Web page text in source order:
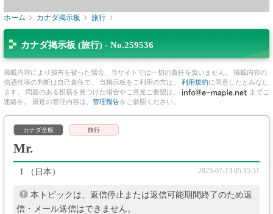
ホーム カナダ掲示板 旅行
カナダ掲示板 (旅行) - No.259536
掲載内容により損害を被った場合、当サイトでは一切の責任を負いません。 掲載内容の
信憑性等の判断は自己責任で。 当掲示板をご利用の方は、 利用規約に同意したとみなし
ます。 問題のある投稿を見つけた場合やご意見ご要望は、
までご
連絡を。 最近の管理内容は、 管理報告をご参照ください。
カナダ全般 旅行
Mr.
1 （日本） 2023-07-13 05:15:31
本トピックは、返信停止または返信可能期間終了のため返
信・メール送信はできません。